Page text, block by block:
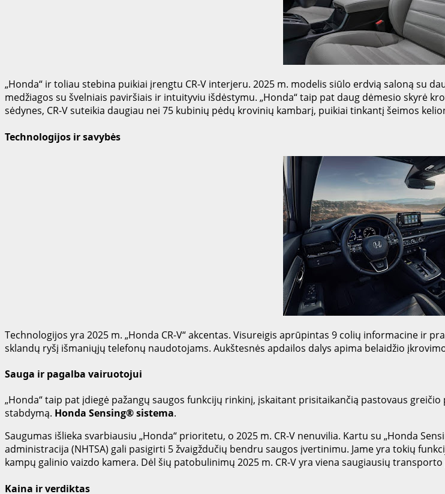
„Honda“ ir toliau stebina puikiai įrengtu CR-V interjeru. 2025 m. modelis siūlo erdvią saloną su
medžiagos su švelniais paviršiais ir intuityviu išdėstymu. „Honda“ taip pat daug dėmesio skyrė
sėdynes, CR-V suteikia daugiau nei 75 kubinių pėdų krovinių kambarį, puikiai tinkantį šeimos
Technologijos ir savybės
Technologijos yra 2025 m. „Honda CR-V“ akcentas. Visureigis aprūpintas 9 colių informacine ir
sklandų ryšį išmaniųjų telefonų naudotojams. Aukštesnės apdailos dalys apima belaidžio
Sauga ir pagalba vairuotojui
„Honda“ taip pat įdiegė pažangų saugos funkcijų rinkinį, įskaitant prisitaikančią pastovaus
stabdymą. Honda Sensing® sistema.
Saugumas išlieka svarbiausiu „Honda“ prioritetu, o 2025 m. CR-V nenuvilia. Kartu su „Honda
administracija (NHTSA) gali pasigirti 5 žvaigždučių bendru saugos įvertinimu. Jame yra tokių
kampų galinio vaizdo kamera. Dėl šių patobulinimų 2025 m. CR-V yra viena saugiausių
Kaina ir verdiktas